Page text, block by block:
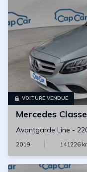
VOITURE VENDUE
Mercedes
Avantgarde Line -
2019 141226